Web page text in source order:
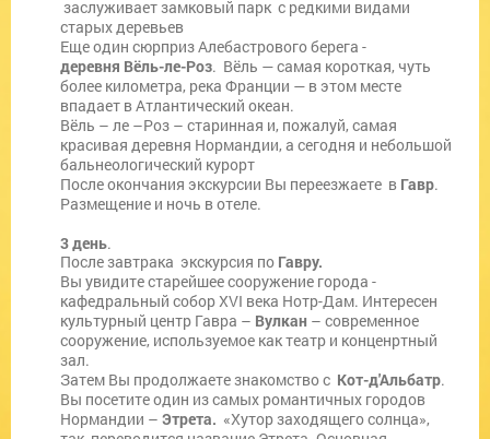
заслуживает замковый парк с редкими видами
старых деревьев
Еще один сюрприз Алебастрового берега -
деревня Вёль-ле-Роз. Вёль — самая короткая, чуть
более километра, река Франции — в этом месте
впадает в Атлантический океан.
Вёль – ле –Роз – старинная и, пожалуй, самая
красивая деревня Нормандии, а сегодня и небольшой
бальнеологический курорт
После окончания экскурсии Вы переезжаете в Гавр.
Размещение и ночь в отеле.
3 день.
После завтрака экскурсия по Гавру.
Вы увидите старейшее сооружение города -
кафедральный собор XVI века Нотр-Дам. Интересен
культурный центр Гавра – Вулкан – современное
сооружение, используемое как театр и конценртный
зал.
Затем Вы продолжаете знакомство с Кот-д'Альбатр.
Вы посетите один из самых романтичных городов
Нормандии – Этрета. «Хутор заходящего солнца»,